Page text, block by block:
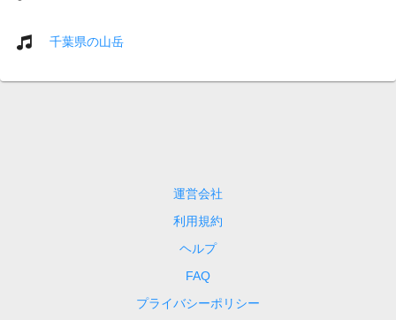
千葉県の山岳
運営会社
利用規約
ヘルプ
FAQ
プライバシーポリシー